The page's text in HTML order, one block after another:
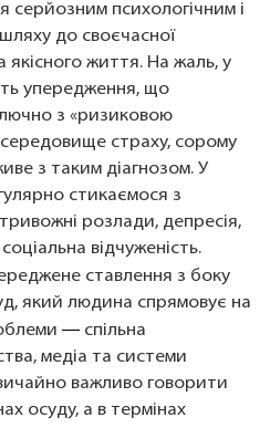
серйозним психологічним і
до своєчасної
якісного життя. На жаль, у
упередження, що
з «ризиковою
страху, сорому
з таким діагнозом. У
стикаємося з
розлади, депресія,
відчуженість.
ставлення з боку
який людина спрямовує на
— спільна
медіа та системи
важливо говорити
осуду, а в термінах